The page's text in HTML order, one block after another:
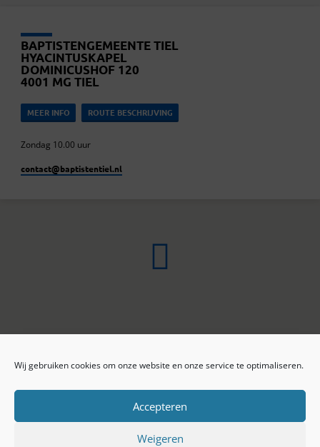
Wij gebruiken cookies om onze website en onze service te optimaliseren.
Accepteren
Weigeren
BAPTISTENGEMEENTE TIEL
HYACINTUSKAPEL
DOMINICUSHOF 120
4001 MG TIEL
MEER INFO ROUTE BESCHRIJVING
Zondag 10.00 uur
contact​@baptistentiel.nl
ONLINE ARCHIEF
Privacy beleid